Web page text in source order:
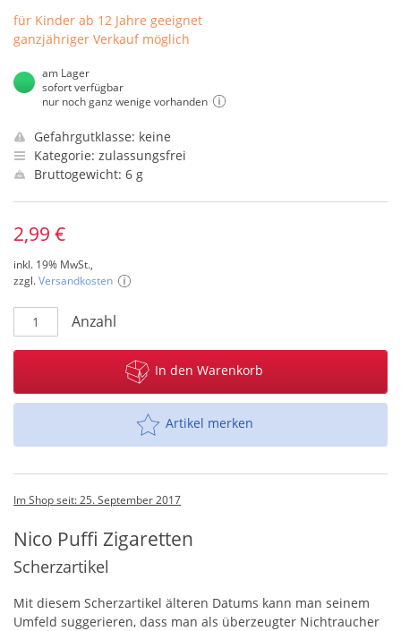
für Kinder ab 12 Jahre geeignet
ganzjähriger Verkauf möglich
am Lager
sofort verfügbar
nur noch ganz wenige vorhanden
Gefahrgutklasse: keine
Kategorie: zulassungsfrei
Bruttogewicht: 6 g
2,99 €
inkl. 19% MwSt.,
zzgl.Versandkosten
Anzahl
In den Warenkorb
Artikel merken
Im Shop seit: 25. September 2017
Nico Puffi Zigaretten
Scherzartikel
Mit diesem Scherzartikel älteren Datums kann man seinem
Umfeld suggerieren, dass man als überzeugter Nichtraucher